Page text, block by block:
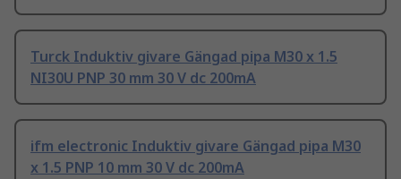
Turck Induktiv givare Gängad pipa M30 x 1.5
NI30U PNP 30 mm 30 V dc 200mA
ifm electronic Induktiv givare Gängad pipa M30
x 1.5 PNP 10 mm 30 V dc 200mA